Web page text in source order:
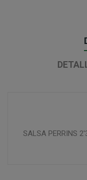
SALSA PERRINS